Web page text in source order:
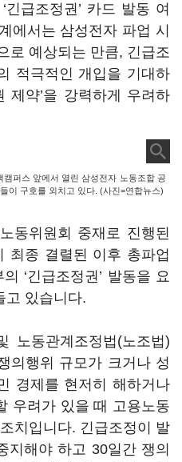
‘긴급조정권 ’ 카드 발동 여
에서는 삼성전자 파업 시
로 예상되는 만큼, 긴급조
적극적인 개입을 기대하
제약’을 강력하게 우려하
퍼스 앞에서 열린 삼성전자 노동조합 공
이 구호를 외치고 있다. (사진=연합뉴스)
동위원회 중재로 진행된
최종 결렬된 이후 총파업
‘긴급조정권 ’ 발동을 요
고 있습니다.
노동관계조정법 (노조법)
의행위 규모가 크거나 성
경제를 현저히 해하거나
우려가 있을 때 고용노동
치입니다. 긴급조정이 발
지해야 하고 30일간 쟁의